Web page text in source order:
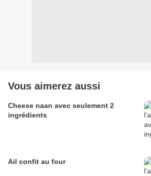
Vous aimerez aussi
Cheese naan avec seulement 2
ingrédients
Ail confit au four